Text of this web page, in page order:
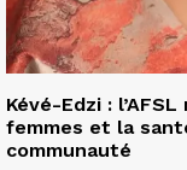
Kévé-Edzi :
femmes et la
communauté